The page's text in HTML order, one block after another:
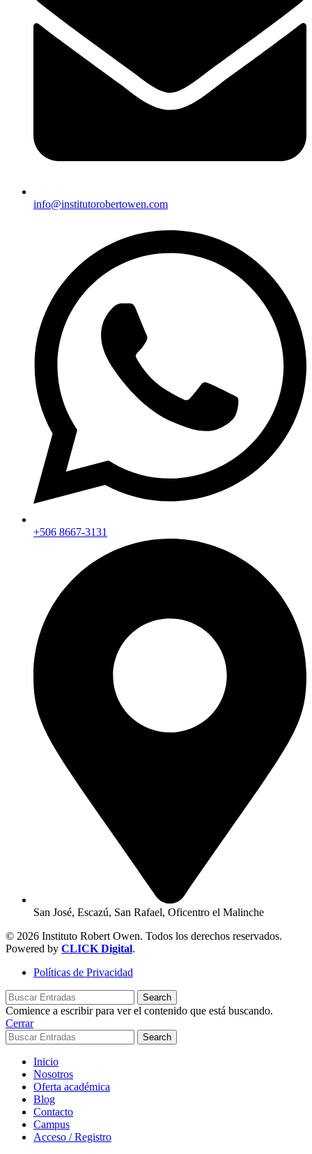
info@institutorobertowen.com
+506 8667-3131
San José, Escazú, San Rafael, Oficentro el Malinche
© 2026 Instituto Robert Owen. Todos los derechos reservados.
Powered by CLICK Digital.
Políticas de Privacidad
Search
Comience a escribir para ver el contenido que está buscando.
Cerrar
Search
Inicio
Nosotros
Oferta académica
Blog
Contacto
Campus
Acceso / Registro